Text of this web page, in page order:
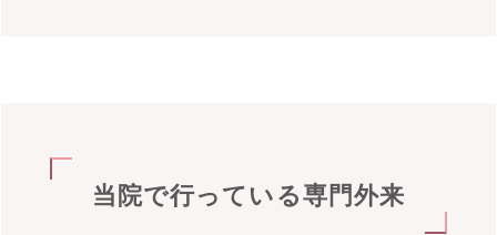
当院で行っている専門外来